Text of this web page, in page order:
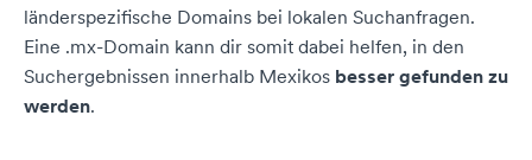
länderspezifische Domains bei lokalen Suchanfragen.
Eine .mx-Domain kann dir somit dabei helfen, in den
Suchergebnissen innerhalb Mexikos besser gefunden zu
werden.